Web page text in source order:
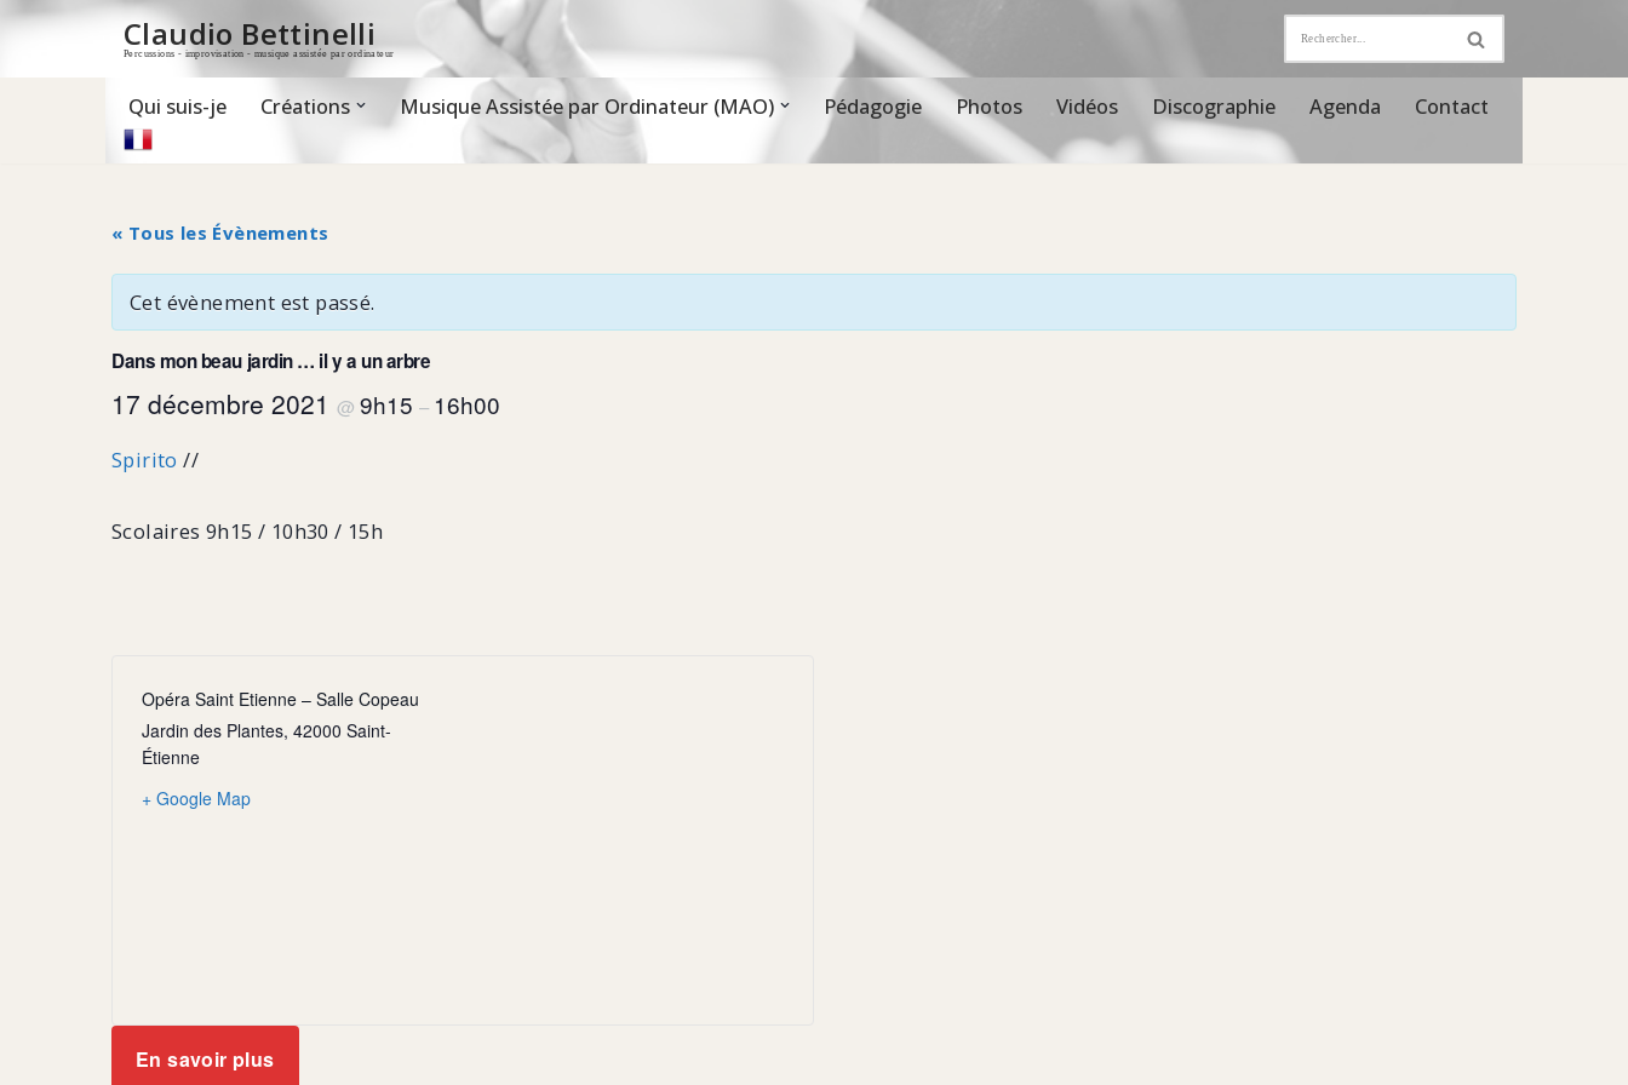
Claudio Bettinelli
Percussions - improvisation - musique assistée par ordinateur
Qui suis-je Créations Musique Assistée par Ordinateur (MAO) Pédagogie Photos Vidéos Discographie Agenda Contact
« Tous les Évènements
Cet évènement est passé.
Dans mon beau jardin … il y a un arbre
17 décembre 2021 @ 9h15 – 16h00
Spirito //
Scolaires 9h15 / 10h30 / 15h
Opéra Saint Etienne – Salle Copeau
Jardin des Plantes, 42000 Saint-
Étienne
+ Google Map
En savoir plus